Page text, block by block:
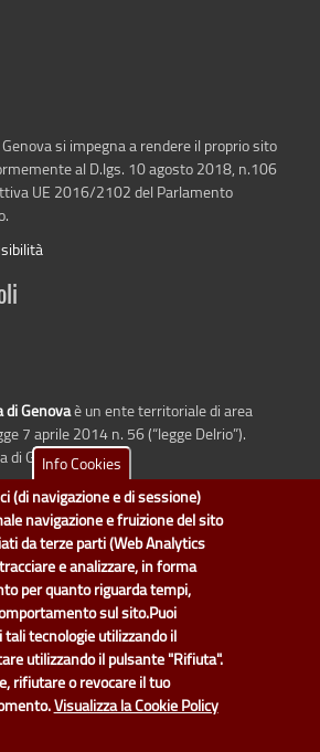
si impegna a rendere il proprio sito
al D.lgs. 10 agosto 2018, n.106
UE 2016/2102 del Parlamento
Genovaè un ente territoriale di area
7 aprile 2014 n. 56 (“legge Delrio”).
di Genova.
è il progetto "Open Data" della
di Genova.
a cura del Servizio Sistemi Informativi. Ogni
per la parte di "dati" e "dataset".
|contatti|privacy|Statistiche
Info Cookies
(di navigazione e di sessione)
navigazione e fruizione del sito
da terze parti (Web Analytics
e analizzare, in forma
per quanto riguarda tempi,
sul sito.Puoi
tali tecnologie utilizzando il
utilizzando il pulsante "Rifiuta".
rifiutare o revocare il tuo
Visualizza la Cookie Policy